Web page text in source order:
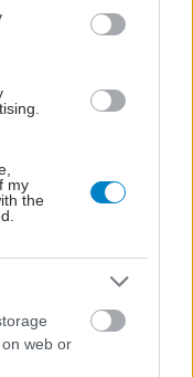
my
the
web or